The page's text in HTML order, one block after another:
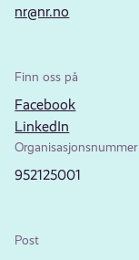
nr@nr.no
Finn oss på
Facebook
LinkedIn
Organisasjonsnummer
952125001
Post